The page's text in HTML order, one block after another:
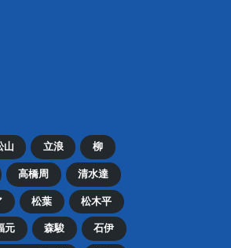
山 立浪 柳
高橋周 清水達
松葉 松木平
元 森駿 石伊